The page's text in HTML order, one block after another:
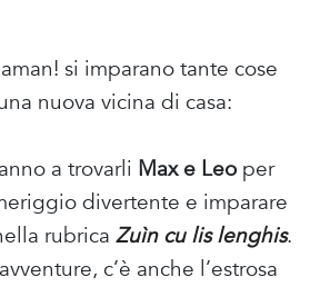
si imparano tante cose
nuova vicina di casa:
a trovarli Max e Leo per
divertente e imparare
rubrica Zuìn cu lis lenghis.
c’è anche l’estrosa